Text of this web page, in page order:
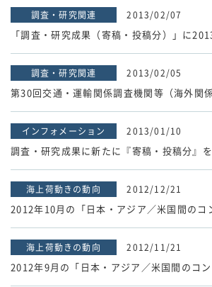
調査・研究関連 2013/02/07
調査・研究関連 2013/02/05
インフォメーション 2013/01/10
調査・研究成果に新たに『寄稿・投稿分』を
海上荷動きの動向 2012/12/21
海上荷動きの動向 2012/11/21